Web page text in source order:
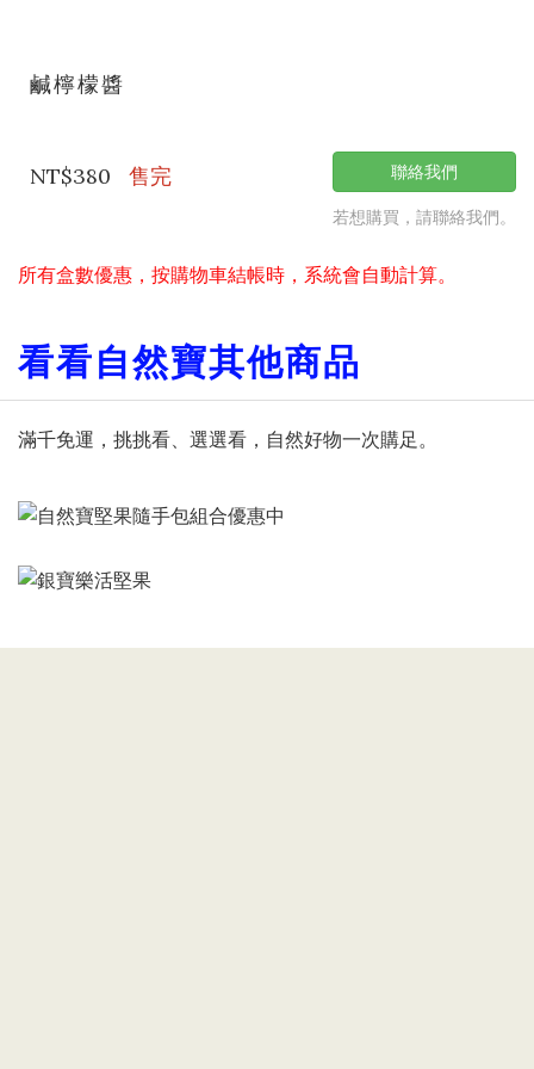
鹹檸檬醬
NT$380 售完 聯絡我們
若想購買，請聯絡我們。
所有盒數優惠，按購物車結帳時，系統會自動計算。
看看自然寶其他商品
滿千免運，挑挑看、選選看，自然好物一次購足。